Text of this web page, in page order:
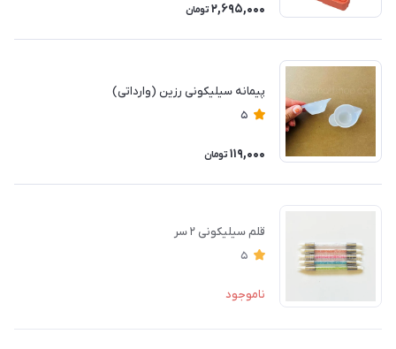
2,695,000 تومان
پیمانه سیلیکونی رزین (وارداتی)
5
119,000 تومان
قلم سیلیکونی ۲ سر
5
ناموجود